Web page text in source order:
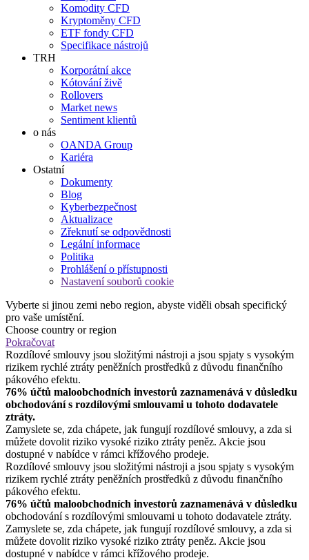
Komodity CFD
Kryptoměny CFD
ETF fondy CFD
Specifikace nástrojů
TRH
Korporátní akce
Kótování živě
Rollovers
Market news
Sentiment klientů
o nás
OANDA Group
Kariéra
Ostatní
Dokumenty
Blog
Kyberbezpečnost
Aktualizace
Zřeknutí se odpovědnosti
Legální informace
Politika
Prohlášení o přístupnosti
Nastavení souborů cookie
Vyberte si jinou zemi nebo region, abyste viděli obsah specifický
pro vaše umístění.
Choose country or region
Pokračovat
Rozdílové smlouvy jsou složitými nástroji a jsou spjaty s vysokým
rizikem rychlé ztráty peněžních prostředků z důvodu finančního
pákového efektu.
76% účtů maloobchodních investorů zaznamenává v důsledku
obchodování s rozdílovými smlouvami u tohoto dodavatele
ztráty.
Zamyslete se, zda chápete, jak fungují rozdílové smlouvy, a zda si
můžete dovolit riziko vysoké riziko ztráty peněz. Akcie jsou
dostupné v nabídce v rámci křížového prodeje.
Rozdílové smlouvy jsou složitými nástroji a jsou spjaty s vysokým
rizikem rychlé ztráty peněžních prostředků z důvodu finančního
pákového efektu.
76% účtů maloobchodních investorů zaznamenává v důsledku
obchodování s rozdílovými smlouvami u tohoto dodavatele ztráty.
Zamyslete se, zda chápete, jak fungují rozdílové smlouvy, a zda si
můžete dovolit riziko vysoké riziko ztráty peněz. Akcie jsou
dostupné v nabídce v rámci křížového prodeje.